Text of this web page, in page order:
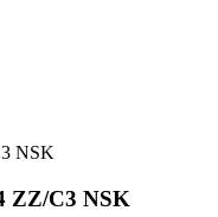
NSK
ZZ/C3 NSK